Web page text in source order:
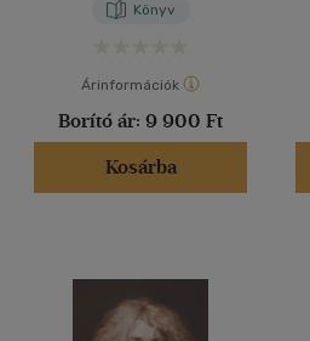
Könyv
Árinformációk
Borító ár: 9 900 Ft
Kosárba